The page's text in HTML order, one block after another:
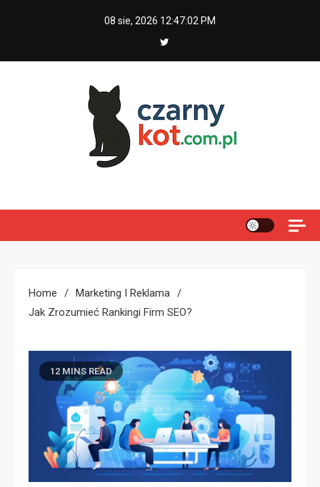
08 sie, 2026 12:47:03 PM
Home
Marketing I Reklama
Jak Zrozumieć Rankingi Firm SEO?
12 MINS READ